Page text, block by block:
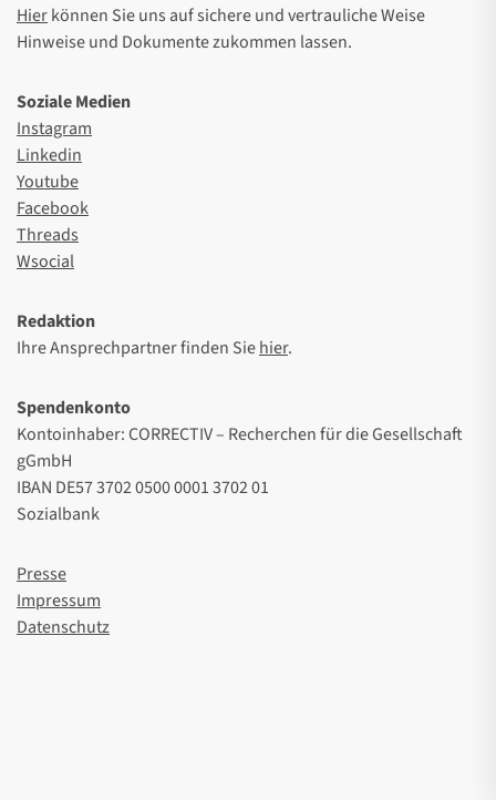
Hierkönnen Sie uns auf sichere und vertrauliche Weise
Hinweise und Dokumente zukommen lassen.
Soziale Medien
Instagram
Linkedin
Youtube
Facebook
Threads
Wsocial
Redaktion
Ihre Ansprechpartner finden Siehier.
Spendenkonto
Kontoinhaber: CORRECTIV – Recherchen für die Gesellschaft
gGmbH
IBAN DE57 3702 0500 0001 3702 01
Sozialbank
Presse
Impressum
Datenschutz